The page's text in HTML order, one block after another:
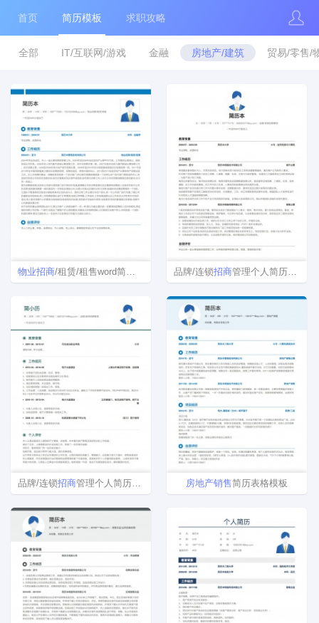
首页 简历模板 求职攻略
全部 IT/互联网/游戏 金融 房地产/建筑 贸易/零售/
物业招商/租赁/租售word简历模板 品牌/连锁招商管理个人简历模板下载
品牌/连锁招商管理个人简历模板下载word格式 房地产销售简历表格模板